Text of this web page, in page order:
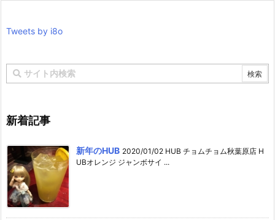
Tweets by i8o
新着記事
新年のHUB 2020/01/02 HUB チョムチョム秋葉原店 H
UBオレンジ ジャンボサイ ...